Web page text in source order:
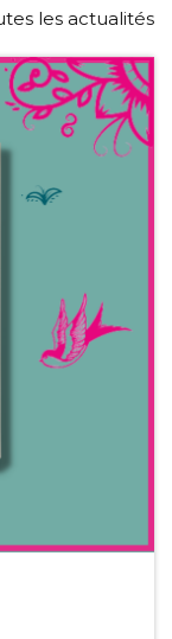
les actualités